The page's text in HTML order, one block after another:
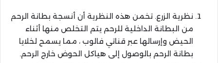
نظرية الزرع. تخمن هذه النظرية أن أنسجة بطانة الرحم
من البطانة الداخلية للرحم يتم التخلص منها أثناء
الحيض وإرسالها عبر قناتي فالوب ، مما يسمح لخلايا
بطانة الرحم بالوصول إلى هياكل الحوض خارج الرحم.